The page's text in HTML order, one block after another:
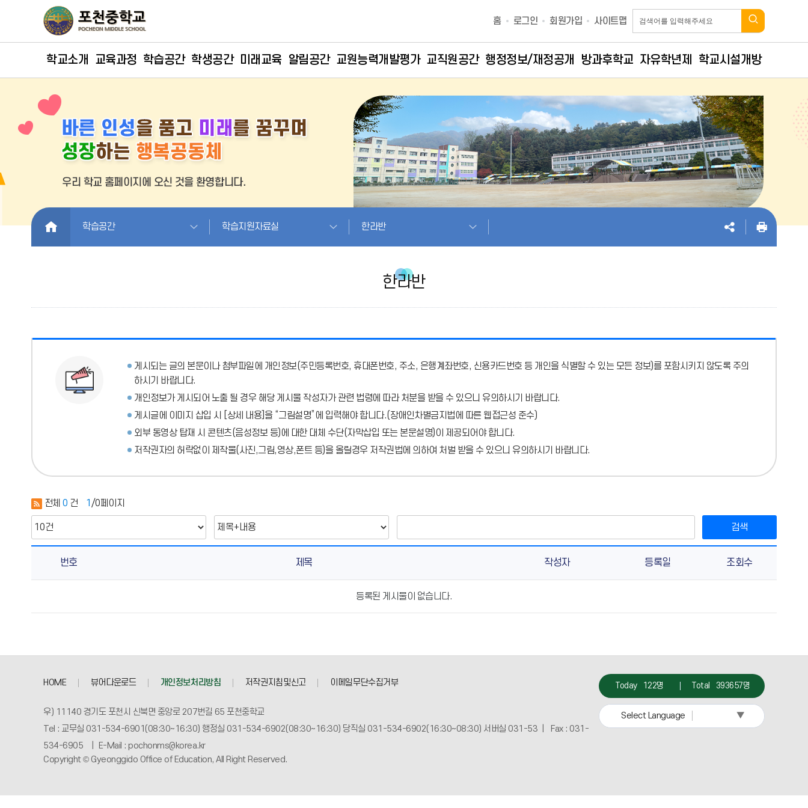
홈 로그인 회원가입 사이트맵
학교소개 교육과정 학습공간 학생공간 미래교육 알림공간 교원능력개발평가 교직원공간 행정정보/재정공개 방과후학교 자유학년제 학교시설개방
HOME 학습공간 학습지원자료실 한라반
한라반
게시되는 글의 본문이나 첨부파일에 개인정보(주민등록번호, 휴대폰번호, 주소, 은행계좌번호, 신용카드번호 등 개인을 식별할 수 있는 모든 정보)를 포함시키지 않도록 주의
하시기 바랍니다.
개인정보가 게시되어 노출 될 경우 해당 게시물 작성자가 관련 법령에 따라 처분을 받을 수 있으니 유의하시기 바랍니다.
게시글에 이미지 삽입 시 [상세 내용]을 “그림설명”에 입력해야 합니다.(장애인차별금지법에 따른 웹접근성 준수)
외부 동영상 탑재 시 콘텐츠(음성정보 등)에 대한 대체 수단(자막삽입 또는 본문설명)이 제공되어야 합니다.
저작권자의 허락없이 제작물(사진,그림,영상,폰트 등)을 올릴경우 저작권법에 의하여 처벌 받을 수 있으니 유의하시기 바랍니다.
전체 0 건 1 /0페이지
검색
반
번호 제목 작성자 등록일 조회수
등록된 게시물이 없습니다.
HOME 뷰어다운로드 개인정보처리방침 저작권지침및신고 이메일무단수집거부
우) 11140 경기도 포천시 신북면 중앙로 207번길 65 포천중학교
Tel : 교무실 031-534-6901(08:30~16:30) 행정실 031-534-6902(08:30~16:30) 당직실 031-534-6902(16:30~08:30) 서버실 031-53 | Fax : 031-
534-6905 | E-Mail : pochonms@korea.kr
Today 122명 Total 393657명
Select Language ▼
Copyright © Gyeonggido Office of Education, All Right Reserved.